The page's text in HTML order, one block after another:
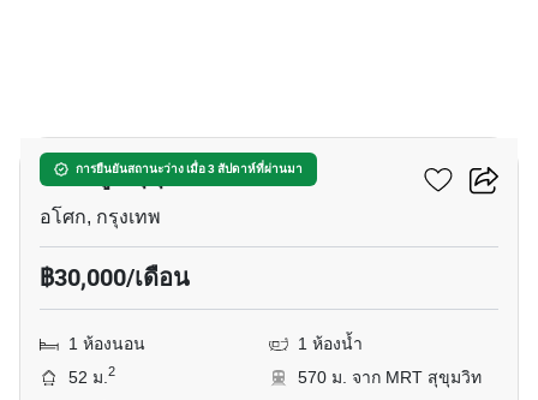
การยืนยันสถานะว่าง เมื่อ 3 สัปดาห์ที่ผ่านมา
เดอะ รูม สุขุมวิท 21
อโศก, กรุงเทพ
฿30,000/เดือน
1 ห้องนอน
1 ห้องน้ำ
52 ม.2
570 ม. จาก MRT สุขุมวิท